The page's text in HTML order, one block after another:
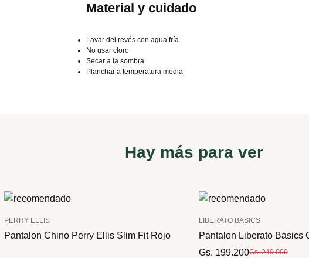
Material y cuidado
Lavar del revés con agua fría
No usar cloro
Secar a la sombra
Planchar a temperatura media
Hay más para ver
PERRY ELLIS
Pantalon Chino Perry Ellis Slim Fit Rojo
LIBERATO BASICS
Pantalon Liberato Basics
Gs. 199.200Gs. 249.000